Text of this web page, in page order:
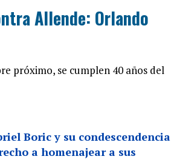
Allende: Orlando
próximo, se cumplen 40 años del
Boric y su condescendencia
a homenajear a sus